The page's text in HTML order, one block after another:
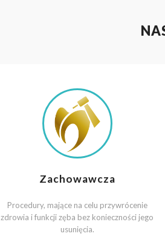
Zachowawcza
Procedury, mające na celu przywrócenie
zdrowia i funkcji zęba bez konieczności jego
usunięcia.